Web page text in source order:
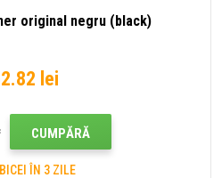
original negru (black)
lei
CUMPĂRĂ
ÎN 3 ZILE